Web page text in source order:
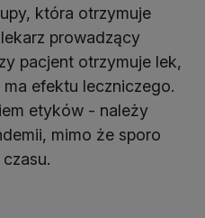
która otrzymuje
prowadzący
pacjent otrzymuje lek,
efektu leczniczego.
etyków - należy
mimo że sporo